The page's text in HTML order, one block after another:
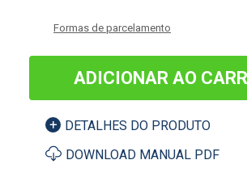
Formas de parcelamento
ADICIONAR AO
DETALHES DO PRODUTO
DOWNLOAD MANUAL PDF